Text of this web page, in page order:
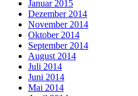
Januar 2015
Dezember 2014
November 2014
Oktober 2014
September 2014
August 2014
Juli 2014
Juni 2014
Mai 2014